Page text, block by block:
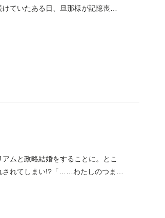
ていたある日、旦那様が記憶喪失
ムと政略結婚をすることに。とこ
されてしまい!?「……わたしのつま、